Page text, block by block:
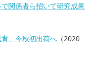
関係者ら招いて研究成果
、今秋初出荷へ （2020